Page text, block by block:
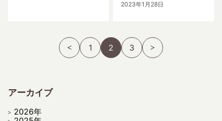
2023年1月28日
1 2 3
アーカイブ
2026年